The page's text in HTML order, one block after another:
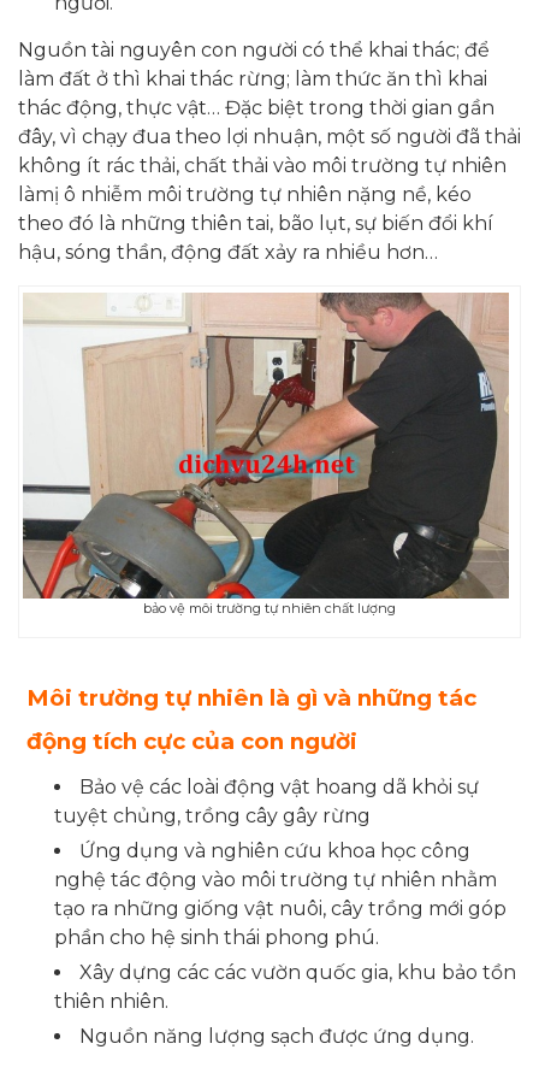
Nguồn tài nguyên con người có thể khai thác; để
làm đất ở thì khai thác rừng; làm thức ăn thì khai
thác động, thực vật… Đặc biệt trong thời gian gần
đây, vì chạy đua theo lợi nhuận, một số người đã thải
không ít rác thải, chất thải vào môi trường tự nhiên
làmị ô nhiễm môi trường tự nhiên nặng nề, kéo
theo đó là những thiên tai, bão lụt, sự biến đổi khí
hậu, sóng thần, động đất xảy ra nhiều hơn…
bảo vệ môi trường tự nhiên chất lượng
Môi trường tự nhiên là gì và những tác
động tích cực của con người
Bảo vệ các loài động vật hoang dã khỏi sự
tuyệt chủng, trồng cây gây rừng
Ứng dụng và nghiên cứu khoa học công
nghệ tác động vào môi trường tự nhiên nhằm
tạo ra những giống vật nuôi, cây trồng mới góp
phần cho hệ sinh thái phong phú.
Xây dựng các các vườn quốc gia, khu bảo tồn
thiên nhiên.
Nguồn năng lượng sạch được ứng dụng.